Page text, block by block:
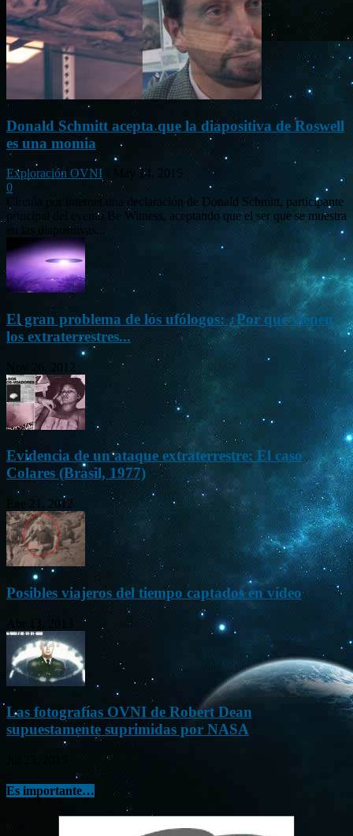
Donald Schmitt acepta que la diapositiva de Roswell
es una momia
Exploración OVNI
May 14, 2015
0
Circula por internet una declaración de Donald Schmitt, participante
principal del evento Be Witness, aceptando que el ser que se muestra
en las diapositivas...
El gran problema de los ufólogos: ¿Por qué vienen
los extraterrestres...
Nov 26, 2012
Evidencia de un ataque extraterrestre: El caso
Colares (Brasil, 1977)
Ene 21, 2012
Posibles viajeros del tiempo captados en vídeo
Las fotografías OVNI de Robert Dean
supuestamente suprimidas por NASA
Es importante…